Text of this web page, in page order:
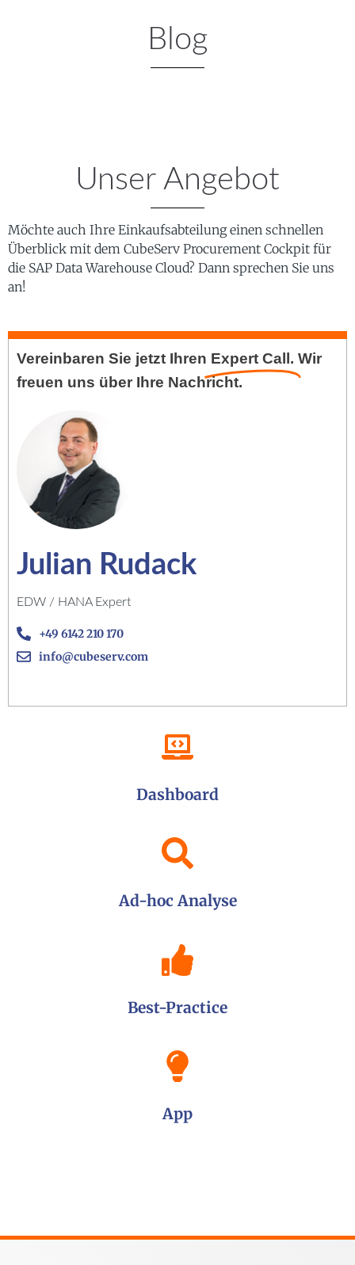
Blog
Unser Angebot
Möchte auch Ihre Einkaufsabteilung einen schnellen
Überblick mit dem CubeServ Procurement Cockpit für
die SAP Data Warehouse Cloud? Dann sprechen Sie uns
an!
Vereinbaren Sie jetzt Ihren Expert Call. Wir
freuen uns über Ihre Nachricht.
Julian Rudack
EDW / HANA Expert
+49 6142 210 170
info@cubeserv.com
Dashboard
Ad-hoc Analyse
Best-Practice
App